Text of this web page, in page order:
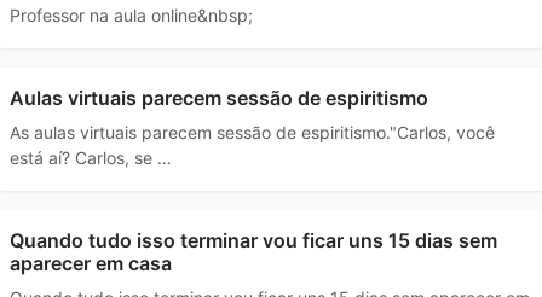
Professor na aula online&nbsp;
Aulas virtuais parecem sessão de espiritismo
As aulas virtuais parecem sessão de espiritismo."Carlos, você
está aí? Carlos, se …
Quando tudo isso terminar vou ficar uns 15 dias sem
aparecer em casa